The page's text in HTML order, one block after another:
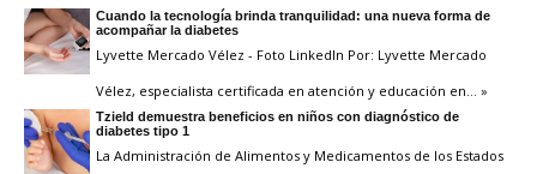
Cuando la tecnología brinda tranquilidad: una nueva forma de
acompañar la diabetes
Lyvette Mercado Vélez - Foto LinkedIn Por: Lyvette Mercado
Vélez, especialista certificada en atención y educación en … »
Tzield demuestra beneficios en niños con diagnóstico de
diabetes tipo 1
La Administración de Alimentos y Medicamentos de los Estados